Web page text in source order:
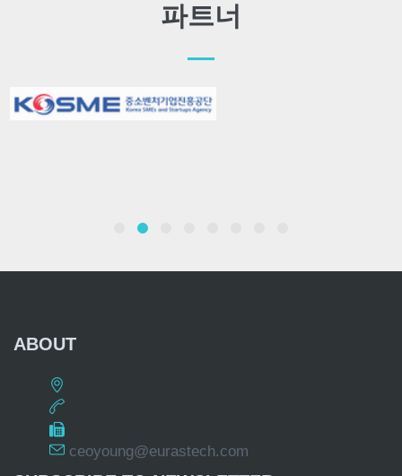
파트너
ABOUT
ceoyoung@eurastech.com